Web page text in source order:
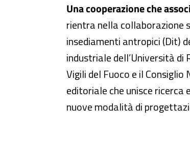
Una cooperazione che
rientra nella collaborazione
insediamenti antropici (Dit)
industriale dell’Università di
Vigili del Fuoco e il
editoriale che unisce
nuove modalità di